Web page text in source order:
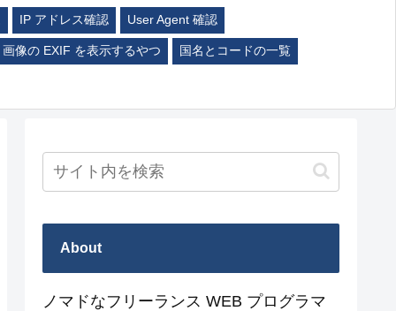
IP アドレス確認 User Agent 確認
画像の EXIF を表示するやつ 国名とコードの一覧
About
ノマドなフリーランス WEB プログラマ